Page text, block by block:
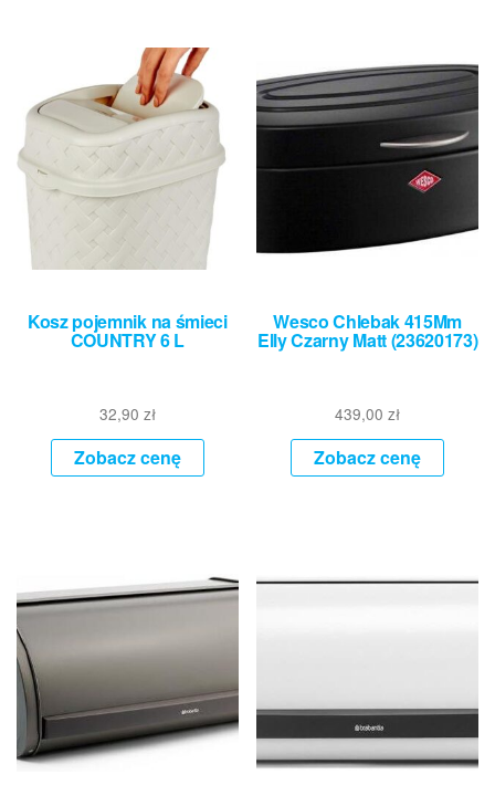
Kosz pojemnik na śmieci
COUNTRY 6 L
32,90 zł
Zobacz cenę
Wesco Chlebak 415Mm
Elly Czarny Matt (23620173)
439,00zł
Zobacz cenę